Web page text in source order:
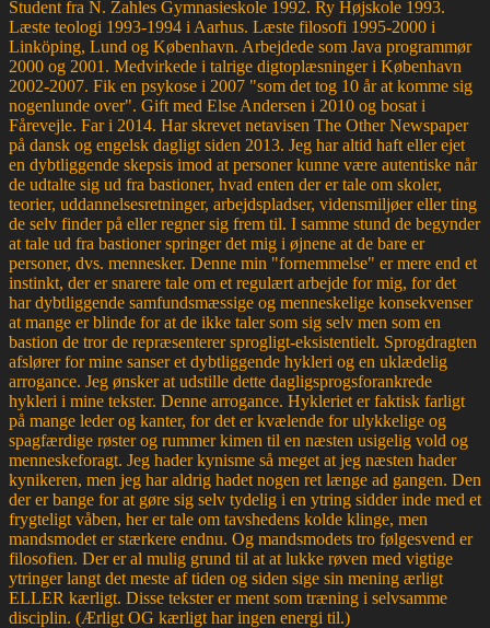
Student fra N. Zahles Gymnasieskole 1992. Ry Højskole 1993.
Læste teologi 1993-1994 i Aarhus. Læste filosofi 1995-2000 i
Linköping, Lund og København. Arbejdede som Java programmør
2000 og 2001. Medvirkede i talrige digtoplæsninger i København
2002-2007. Fik en psykose i 2007 "som det tog 10 år at komme sig
nogenlunde over". Gift med Else Andersen i 2010 og bosat i
Fårevejle. Far i 2014. Har skrevet netavisen The Other Newspaper
på dansk og engelsk dagligt siden 2013. Jeg har altid haft eller ejet
en dybtliggende skepsis imod at personer kunne være autentiske når
de udtalte sig ud fra bastioner, hvad enten der er tale om skoler,
teorier, uddannelsesretninger, arbejdspladser, vidensmiljøer eller ting
de selv finder på eller regner sig frem til. I samme stund de begynder
at tale ud fra bastioner springer det mig i øjnene at de bare er
personer, dvs. mennesker. Denne min "fornemmelse" er mere end et
instinkt, der er snarere tale om et regulært arbejde for mig, for det
har dybtliggende samfundsmæssige og menneskelige konsekvenser
at mange er blinde for at de ikke taler som sig selv men som en
bastion de tror de repræsenterer sprogligt-eksistentielt. Sprogdragten
afslører for mine sanser et dybtliggende hykleri og en uklædelig
arrogance. Jeg ønsker at udstille dette dagligsprogsforankrede
hykleri i mine tekster. Denne arrogance. Hykleriet er faktisk farligt
på mange leder og kanter, for det er kvælende for ulykkelige og
spagfærdige røster og rummer kimen til en næsten usigelig vold og
menneskeforagt. Jeg hader kynisme så meget at jeg næsten hader
kynikeren, men jeg har aldrig hadet nogen ret længe ad gangen. Den
der er bange for at gøre sig selv tydelig i en ytring sidder inde med et
frygteligt våben, her er tale om tavshedens kolde klinge, men
mandsmodet er stærkere endnu. Og mandsmodets tro følgesvend er
filosofien. Der er al mulig grund til at at lukke røven med vigtige
ytringer langt det meste af tiden og siden sige sin mening ærligt
ELLER kærligt. Disse tekster er ment som træning i selvsamme
disciplin. (Ærligt OG kærligt har ingen energi til.)